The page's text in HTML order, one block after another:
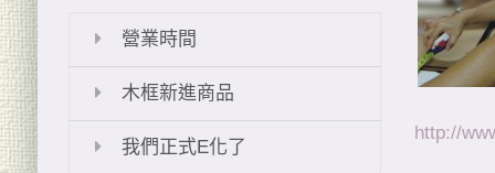
營業時間
木框新進商品
我們正式E化了
http://